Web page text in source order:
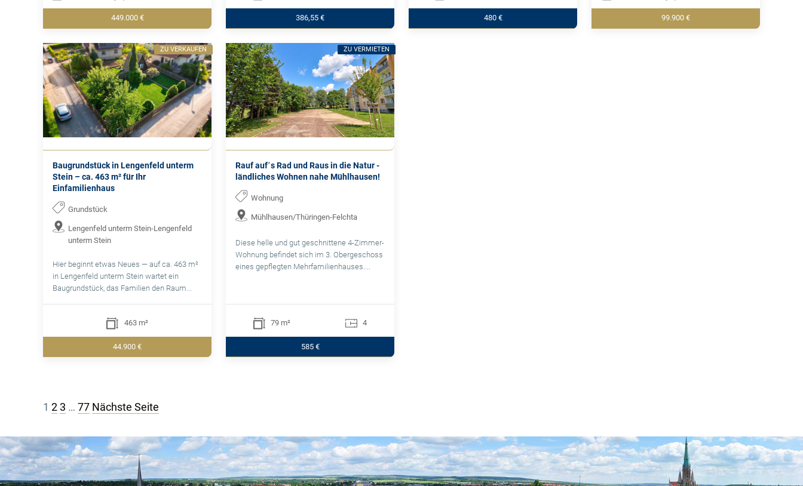
449.000 € 386,55 € 480 € 99.900 €
Baugrundstück in Lengenfeld unterm
Stein – ca. 463 m² für Ihr
Einfamilienhaus
Grundstück
Lengenfeld unterm Stein-Lengenfeld
unterm Stein
Hier beginnt etwas Neues — auf ca. 463 m²
in Lengenfeld unterm Stein wartet ein
Baugrundstück, das Familien den Raum...
463 m²
44.900 €
ZU VERKAUFEN
Rauf auf´s Rad und Raus in die Natur -
ländliches Wohnen nahe Mühlhausen!
Wohnung
Mühlhausen/Thüringen-Felchta
Diese helle und gut geschnittene 4-Zimmer-
Wohnung befindet sich im 3. Obergeschoss
eines gepflegten Mehrfamilienhauses....
79 m² 4
585 €
ZU VERMIETEN
Seitennummerierung
Beiträge
1 2 3 … 77 Nächste Seite